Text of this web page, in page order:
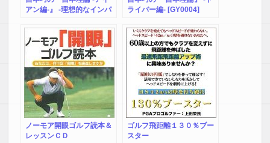
アン編-』 -理想的なインパ
ン理論- [GY0003]
ライバー編- [GY0004]
ノーモア開眼ゴルフ読本＆
レッスンＣＤ
ゴルフ飛距離１３０％ブー
スター